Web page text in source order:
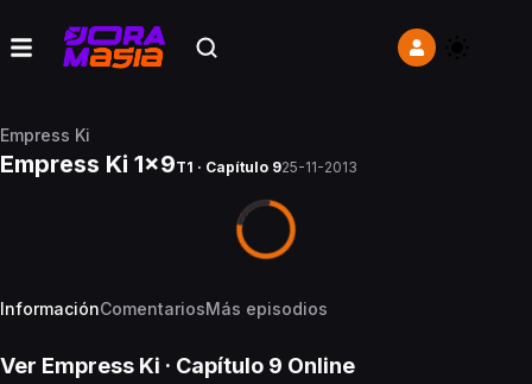
Empress Ki
Empress Ki 1x9T1 · Capítulo 925-11-2013
InformaciónComentariosMás episodios
Ver Empress Ki · Capítulo 9 Online